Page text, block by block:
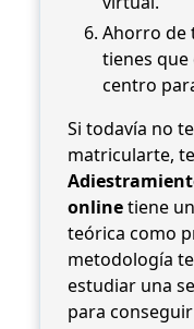
Ahorro de
tienes
centro
Si todavía no
matricularte,
onlinetiene
teórica como
metodología
estudiar una
para